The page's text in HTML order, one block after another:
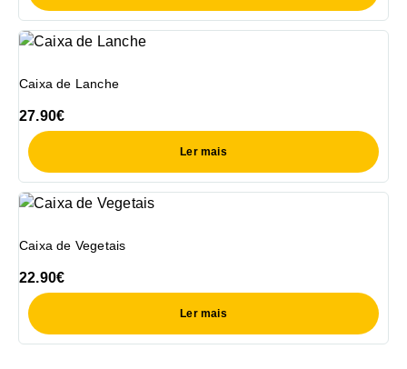
Caixa de Lanche
27.90€
Ler mais
Caixa de Vegetais
22.90€
Ler mais